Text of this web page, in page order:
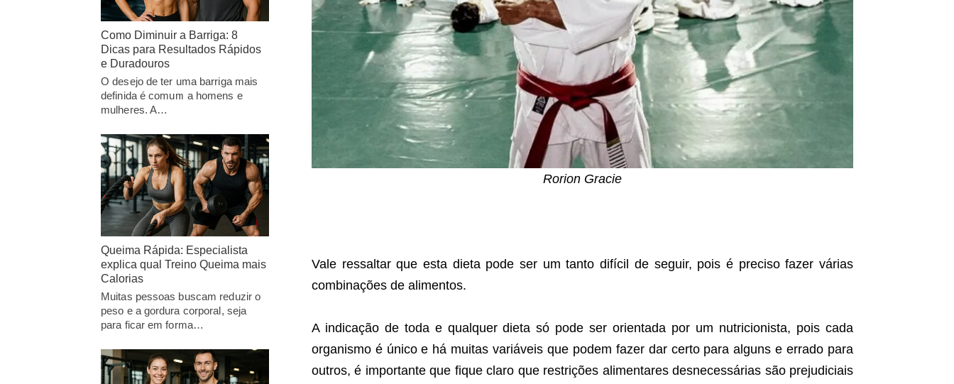
Rorion Gracie
Vale ressaltar que esta dieta pode ser um tanto difícil de seguir, pois é preciso fazer várias
combinações de alimentos.
A indicação de toda e qualquer dieta só pode ser orientada por um nutricionista, pois cada
organismo é único e há muitas variáveis que podem fazer dar certo para alguns e errado para
outros, é importante que fique claro que restrições alimentares desnecessárias são prejudiciais
Como Diminuir a Barriga: 8
Dicas para Resultados Rápidos
e Duradouros
O desejo de ter uma barriga mais
definida é comum a homens e
mulheres. A…
Queima Rápida: Especialista
explica qual Treino Queima mais
Calorias
Muitas pessoas buscam reduzir o
peso e a gordura corporal, seja
para ficar em forma…